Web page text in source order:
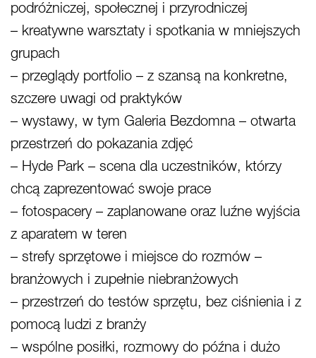
podróżniczej, społecznej i przyrodniczej
– kreatywne warsztaty i spotkania w mniejszych
grupach
– przeglądy portfolio – z szansą na konkretne,
szczere uwagi od praktyków
– wystawy, w tym Galeria Bezdomna – otwarta
przestrzeń do pokazania zdjęć
– Hyde Park – scena dla uczestników, którzy
chcą zaprezentować swoje prace
– fotospacery – zaplanowane oraz luźne wyjścia
z aparatem w teren
– strefy sprzętowe i miejsce do rozmów –
branżowych i zupełnie niebranżowych
– przestrzeń do testów sprzętu, bez ciśnienia i z
pomocą ludzi z branży
– wspólne posiłki, rozmowy do późna i dużo